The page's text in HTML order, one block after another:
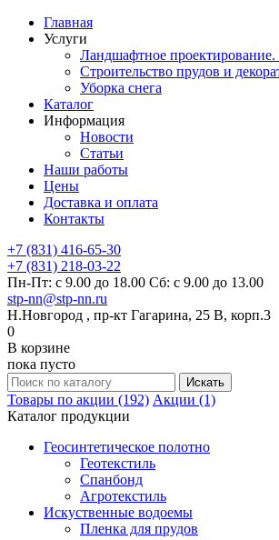
Главная
Услуги
Ландшафтное проектирование.
Строительство прудов и
Уборка снега
Каталог
Информация
Новости
Статьи
Наши работы
Цены
Доставка и оплата
Контакты
+7 (831) 416-65-30
+7 (831) 218-03-22
Пн-Пт: с 9.00 до 18.00 Сб: с 9.00 до 13.00
stp-nn@stp-nn.ru
Н.Новгород , пр-кт Гагарина, 25 В, корп.3
0
В корзине
пока пусто
Товары по акции (192) Акции (1)
Каталог продукции
Геосинтетическое полотно
Геотекстиль
Спанбонд
Агротекстиль
Искуственные водоемы
Пленка для прудов